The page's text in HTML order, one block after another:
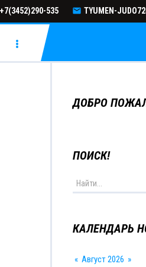
+7(3452)290-535 TYUMEN-
ДОБРО
ПОИСК!
КАЛЕНДАРЬ
« Август 2026 »